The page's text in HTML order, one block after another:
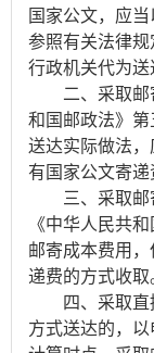
国家公文，应
参照有关法律
行政机关代为送
二、采取
和国邮政法》
送达实际做法
有国家公文寄递
三、采取
《中华人民共
邮寄成本费用
递费的方式收取
四、采取
方式送达的，